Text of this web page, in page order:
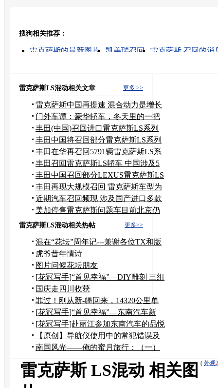
搜狗相关推荐：
雷克萨斯的最新图片 凯美瑞召回
雷克萨斯 召回的消
更多 >>
雷克萨斯LS混动相关文章
雷克萨斯中国再提速 混合动力是增长
点
门外车谭：豪华轿车，冬天里的一把
火
丰田(中国)召回进口雷克萨斯LS系列
轿车
丰田中国将召回部分雷克萨斯LS系列
轿车
丰田在华再召回5791辆雷克萨斯LS系
列
丰田召回雷克萨斯LS轿车 中国涉及5
千辆
丰田中国召回部分LEXUS雷克萨斯LS
系列轿车
丰田再现大规模召回 雷克萨斯车型为
主
近期汽车召回频现 涉及国产进口多款
车型
美加停售雷克萨斯问题车目前北京仍
在售
更多>>
雷克萨斯LS混动相关热帖
混在“花坛”周年记---兼谢各位TX和版
主
虎爷昔年情诗
图片问候花坛朋友
[花冠写手]“首见幸福”—DIY雕刻 三组
模特摄影
国庆走四川收获
罪过！刚从新-疆回来，14320公里单
车自驾游！
[花冠写手]“首见幸福”—东南汽车新
V3菱悦品悦会
[花冠写手]赴丽江参加东南汽车的品悦
和试驾活动
【原创】导航仪使用中的常犯错误及
纠正办法
南国风光——俺的蜜月旅行：（一）
( 外观
雷克萨斯 LS混动 相关图